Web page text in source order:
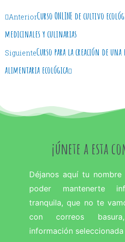
AnteriorCurso ONLINE de cultivo
medicinales y culinarias
SiguienteCurso para la creación de
alimentaria ecológica
¡únete a esta
Déjanos aquí tu
poder mantenerte
tranquila, que no te
con correos
información